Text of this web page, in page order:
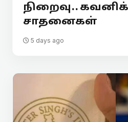
நிறைவு..
சாதனைகள்
5 days ago